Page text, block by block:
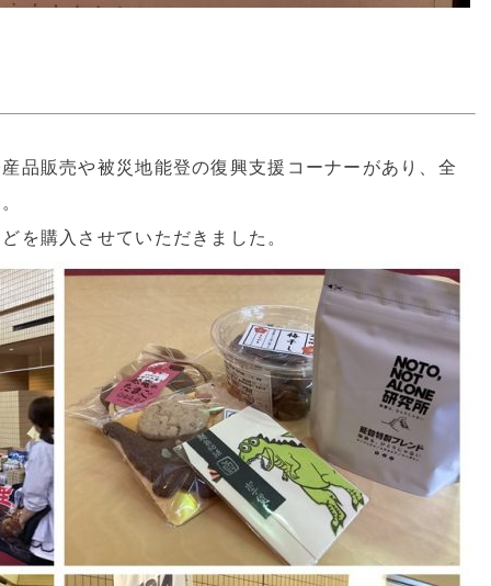
品販売や被災地能登の復興支援コーナーがあり、全
を購入させていただきました。